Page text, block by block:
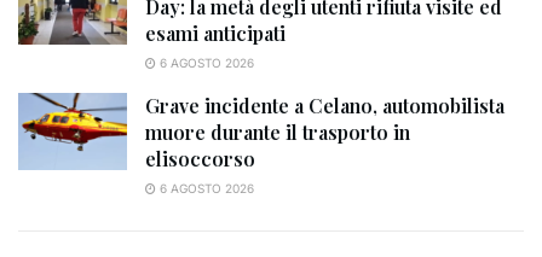
Day: la metà degli utenti rifiuta visite ed
esami anticipati
6 AGOSTO 2026
Grave incidente a Celano, automobilista
muore durante il trasporto in
elisoccorso
6 AGOSTO 2026